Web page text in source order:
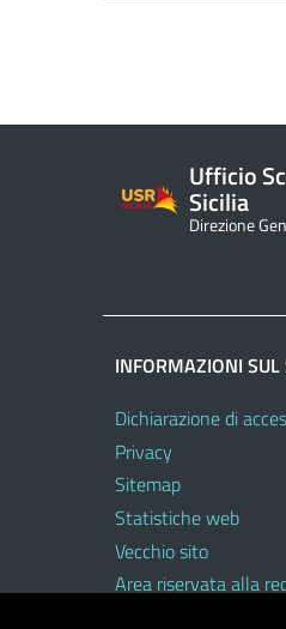
Ufficio
Sicilia
Direzione
INFORMAZIONI SUL
Dichiarazione di
Privacy
Sitemap
Statistiche web
Vecchio sito
Area riservata alla